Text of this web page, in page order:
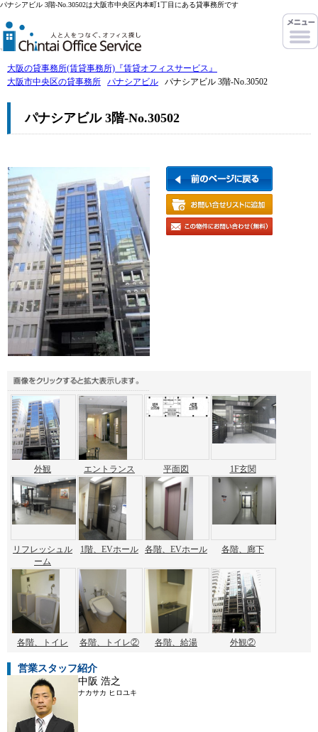
パナシアビル 3階-No.30502は大阪市中央区内本町1丁目にある貸事務所です
大阪の貸事務所(賃貸事務所)『賃貸オフィスサービス』
大阪市中央区の貸事務所
パナシアビル パナシアビル 3階-No.30502
パナシアビル 3階-No.30502
外観 エントランス 平面図 1F玄関
リフレッシュル
ーム
1階、EVホール 各階、EVホール 各階、廊下
各階、トイレ 各階、トイレ② 各階、給湯 外観②
営業スタッフ紹介
中阪 浩之
ナカサカ ヒロユキ